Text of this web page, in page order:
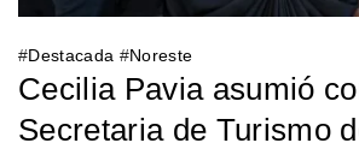
#Destacada #Noreste
Cecilia Pavia asumió
Secretaria de Turismo